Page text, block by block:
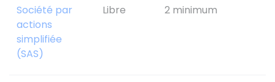
Société par
actions
simplifiée
(SAS)
Libre 2 minimum